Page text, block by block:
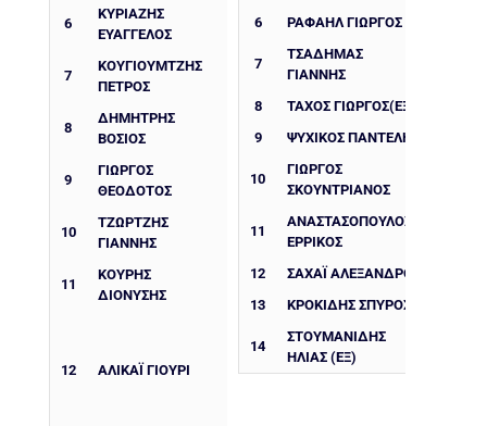
6
ΚΥΡΙΑΖΗΣ
ΕΥΑΓΓΕΛΟΣ
7
ΚΟΥΓΙΟΥΜΤΖΗΣ
ΠΕΤΡΟΣ
8
ΔΗΜΉΤΡΗΣ
ΒΌΣΙΟΣ
9
ΓΙΩΡΓΟΣ
ΘΕΟΔΟΤΟΣ
10
ΤΖΩΡΤΖΗΣ
ΓΙΑΝΝΗΣ
11
ΚΟΥΡΗΣ
ΔΙΟΝΥΣΗΣ
12 ΑΛΙΚΆΙ ΓΙΟΎΡΙ
6
ΡΑΦΑΉΛ ΓΙΏΡΓΟΣ
7
ΤΣΑΔΉΜΑΣ
ΓΙΆΝΝΗΣ
8
ΤΆΧΟΣ ΓΙΏΡΓΟΣ(ΕΞ)
9
ΨΥΧΙΚΟΣ ΠΑΝΤΕΛΗΣ
10
ΓΙΏΡΓΟΣ
ΣΚΟΥΝΤΡΙΑΝΟΣ
11
ΑΝΑΣΤΑΣΌΠΟΥΛΟΣ
ΕΡΡΊΚΟΣ
12
ΣΑΧΆΙ ΑΛΈΞΑΝΔΡΟΣ
13
ΚΡΟΚΊΔΗΣ ΣΠΎΡΟΣ
14
ΣΤΟΥΜΑΝΙΔΗΣ
ΗΛΙΑΣ (ΕΞ)